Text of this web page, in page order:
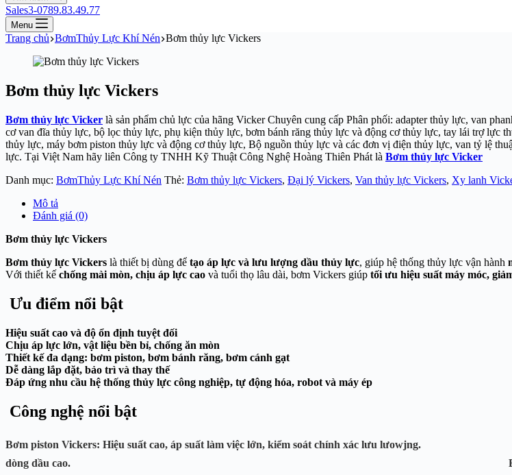
Sales3-0789.83.49.77
Menu
Trang chủ BơmThủy Lực Khí Nén Bơm thủy lực Vickers
Bơm thủy lực Vickers
Bơm thủy lực Vicker là sản phẩm chủ lực của hãng Vicker Chuyên cung cấp Phân phối: adapter thủy lực, van
cơ van đĩa thủy lực, bộ lọc thủy lực, phụ kiện thủy lực, bơm bánh răng thủy lực và động cơ thủy lực, tay lái trợ lực
thủy lực, máy bơm piston thủy lực và động cơ thủy lực, Bộ nguồn thủy lực và các đơn vị điện thủy lực, van tỷ lệ
lực. Tại Việt Nam hãy liên Công ty TNHH Kỹ Thuật Công Nghệ Hoàng Thiên Phát là Bơm thủy lực Vicker
Danh mục: BơmThủy Lực Khí Nén Thẻ: Bơm thủy lực Vickers, Đại lý Vickers, Van thủy lực Vickers, Xy lanh
Mô tả
Đánh giá (0)
Bơm thủy lực Vickers
Bơm thủy lực Vickers là thiết bị dùng để tạo áp lực và lưu lượng dầu thủy lực, giúp hệ thống thủy lực vận hành
Với thiết kế chống mài mòn, chịu áp lực cao và tuổi thọ lâu dài, bơm Vickers giúp tối ưu hiệu suất máy móc,
Ưu điểm nổi bật
Hiệu suất cao và độ ổn định tuyệt đối
Chịu áp lực lớn, vật liệu bền bỉ, chống ăn mòn
Thiết kế đa dạng: bơm piston, bơm bánh răng, bơm cánh gạt
Dễ dàng lắp đặt, bảo trì và thay thế
Đáp ứng nhu cầu hệ thống thủy lực công nghiệp, tự động hóa, robot và máy ép
Công nghệ nổi bật
Bơm piston Vickers: Hiệu suất cao, áp suất làm việc lớn, kiểm
dòng dầu cao.